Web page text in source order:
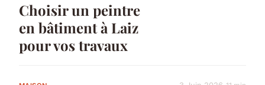
Choisir un peintre
en bâtiment à Laiz
pour vos travaux